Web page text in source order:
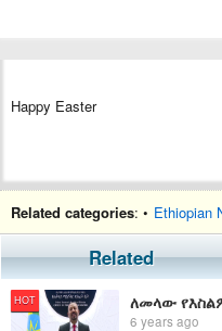
Happy Easter
Related categories: • Ethiopian
Related
HOT
6 years ago